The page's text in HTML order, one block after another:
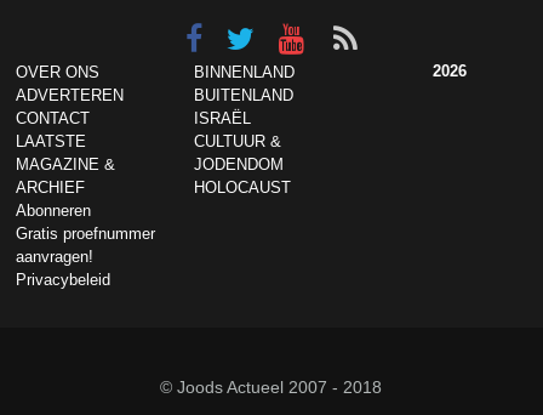
OVER ONS
ADVERTEREN
CONTACT
LAATSTE
MAGAZINE &
ARCHIEF
Abonneren
Gratis proefnummer
aanvragen!
Privacybeleid
BINNENLAND
BUITENLAND
ISRAËL
CULTUUR &
JODENDOM
HOLOCAUST
2026
© Joods Actueel 2007 - 2018